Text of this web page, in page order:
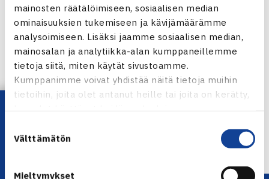
mainosten räätälöimiseen, sosiaalisen median
ominaisuuksien tukemiseen ja kävijämäärämme
analysoimiseen. Lisäksi jaamme sosiaalisen median,
mainosalan ja analytiikka-alan kumppaneillemme
tietoja siitä, miten käytät sivustoamme.
Kumppanimme voivat yhdistää näitä tietoja muihin
tietoihin, joita olet antanut heille tai joita on kerätty,
kun olet käyttänyt heidän palvelujaan.
valinta
Välttämätön
Mieltymykset
Jaa:
Seuraava uutinen: Palm Coastin pääsarja… →
Lataa OmaTennis!